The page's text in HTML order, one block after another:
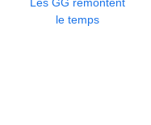
le temps